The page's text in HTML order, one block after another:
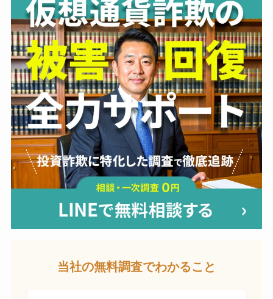
当社の無料調査でわかること